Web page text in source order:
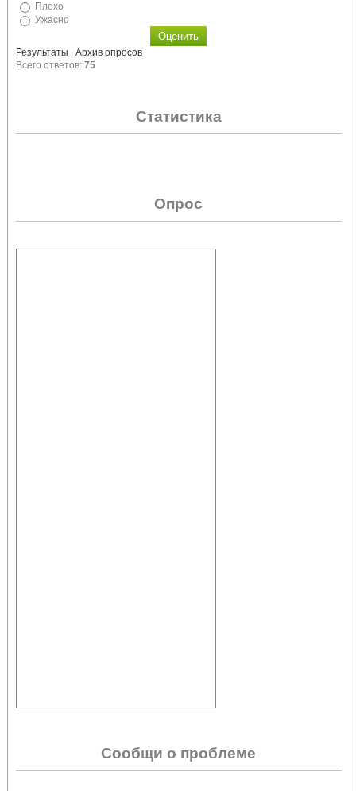
Плохо
Ужасно
Результаты | Архив опросов
Всего ответов: 75
Статистика
Опрос
Сообщи о проблеме